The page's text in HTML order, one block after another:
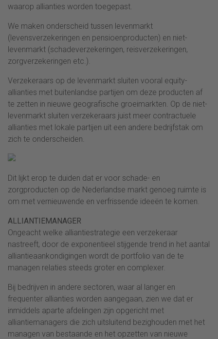
waarop allianties worden toegepast.
We maken onderscheid tussen levenmarkt
(levensverzekeringen en pensioenproducten) en niet-
levenmarkt (schadeverzekeringen, reisverzekeringen,
zorgverzekeringen etc.).
Verzekeraars op de levenmarkt sluiten vooral equity-
allianties met buitenlandse partijen om deze producten af
te zetten in nieuwe geografische groeimarkten. Op de niet-
levenmarkt sluiten verzekeraars juist meer contractuele
allianties met lokale partijen uit een andere bedrijfstak om
zich te onderscheiden.
Dit lijkt erop te duiden dat er voor schade- en
zorgproducten op de Nederlandse markt genoeg ruimte is
om met vernieuwende en verfrissende ideeën te komen.
ALLIANTIEMANAGER
Ongeacht welke alliantiestrategie een verzekeraar
nastreeft, door de exponentieel stijgende trend in het aantal
alliantieaankondigingen wordt de portfolio van de te
managen relaties steeds groter en complexer.
Bij bedrijven in andere sectoren, waar al langer en
frequenter allianties worden aangegaan, zien we dat er
inmiddels aparte afdelingen zijn opgericht met
alliantiemanagers die zich uitsluitend bezighouden met het
managen van bestaande en het opzetten van nieuwe